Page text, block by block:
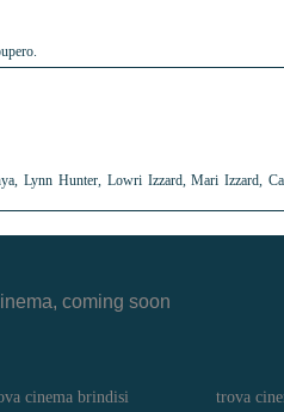
Lynn Hunter, Lowri Izzard, Mari Izzard,
coming soon
cinema brindisi trova